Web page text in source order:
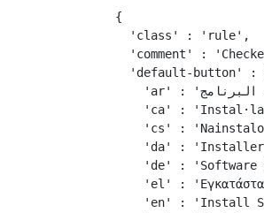
{
  'class' : 'rule',
'comment' :
'default-button' :
    'ar' : 'تثبيت البرنامج',
'ca' :
'cs' :
'da' :
'de' : 'Software
'el' :
'en' : 'Install